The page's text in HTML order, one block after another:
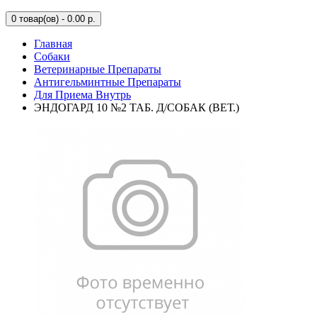
0 товар(ов) - 0.00 р.
Главная
Собаки
Ветеринарные Препараты
Антигельминтные Препараты
Для Приема Внутрь
ЭНДОГАРД 10 №2 ТАБ. Д/СОБАК (ВЕТ.)